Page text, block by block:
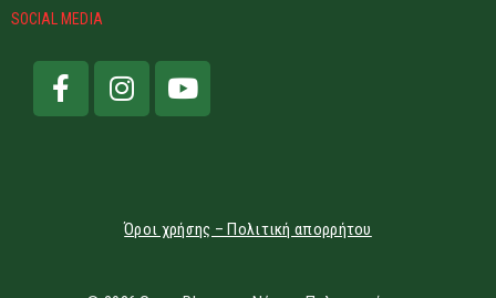
SOCIAL MEDIA
Όροι χρήσης – Πολιτική απορρήτου